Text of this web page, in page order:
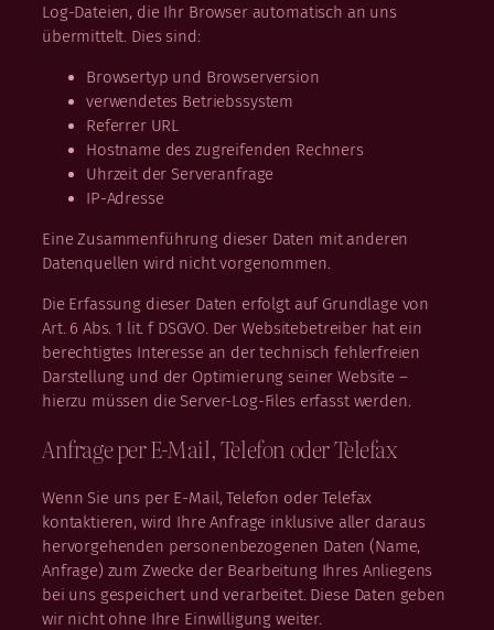
Log-Dateien, die Ihr Browser automatisch an uns
übermittelt. Dies sind:
Browsertyp und Browserversion
verwendetes Betriebssystem
Referrer URL
Hostname des zugreifenden Rechners
Uhrzeit der Serveranfrage
IP-Adresse
Eine Zusammenführung dieser Daten mit anderen
Datenquellen wird nicht vorgenommen.
Die Erfassung dieser Daten erfolgt auf Grundlage von
Art. 6 Abs. 1 lit. f DSGVO. Der Websitebetreiber hat ein
berechtigtes Interesse an der technisch fehlerfreien
Darstellung und der Optimierung seiner Website –
hierzu müssen die Server-Log-Files erfasst werden.
Anfrage per E-Mail, Telefon oder Telefax
Wenn Sie uns per E-Mail, Telefon oder Telefax
kontaktieren, wird Ihre Anfrage inklusive aller daraus
hervorgehenden personenbezogenen Daten (Name,
Anfrage) zum Zwecke der Bearbeitung Ihres Anliegens
bei uns gespeichert und verarbeitet. Diese Daten geben
wir nicht ohne Ihre Einwilligung weiter.